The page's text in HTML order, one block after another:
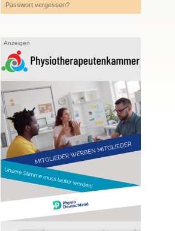
Passwort vergessen?
Anzeigen